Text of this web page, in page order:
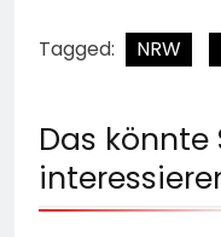
Tagged: NRW
Das könnte